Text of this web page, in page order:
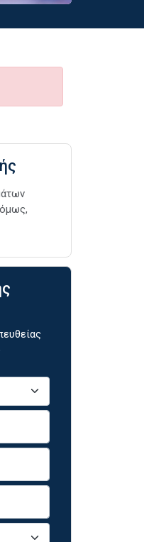
όμως,